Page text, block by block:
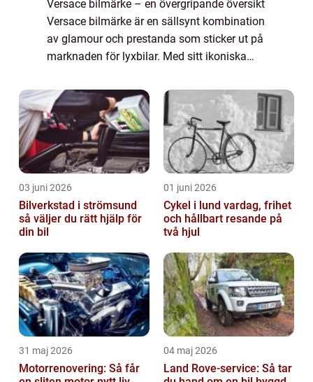
Versace bilmärke – en övergripande översikt
Versace bilmärke är en sällsynt kombination
av glamour och prestanda som sticker ut på
marknaden för lyxbilar. Med sitt ikoniska
Versace bilar till sig bilentusiast...
03 juni 2026
Bilverkstad i strömsund
så väljer du rätt hjälp för
din bil
01 juni 2026
Cykel i lund vardag, frihet
och hållbart resande på
två hjul
31 maj 2026
Motorrenovering: Så får
04 maj 2026
Land Rove-service: Så tar